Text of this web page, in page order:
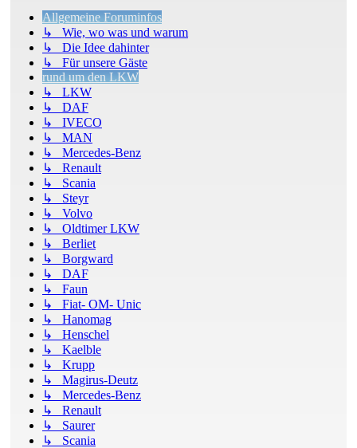
Allgemeine Foruminfos
↳ Wie, wo was und warum
↳ Die Idee dahinter
↳ Für unsere Gäste
rund um den LKW
↳ LKW
↳ DAF
↳ IVECO
↳ MAN
↳ Mercedes-Benz
↳ Renault
↳ Scania
↳ Steyr
↳ Volvo
↳ Oldtimer LKW
↳ Berliet
↳ Borgward
↳ DAF
↳ Faun
↳ Fiat- OM- Unic
↳ Hanomag
↳ Henschel
↳ Kaelble
↳ Krupp
↳ Magirus-Deutz
↳ Mercedes-Benz
↳ Renault
↳ Saurer
↳ Scania